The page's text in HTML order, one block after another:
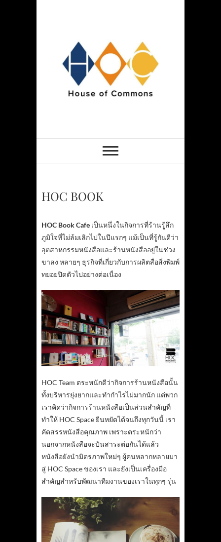
HOCSPACE
HOC BOOK
HOC Book Cafe เป็นหนึ่งในกิจการที่ร้านรู้สึก
ภูมิใจที่ไม่ล้มเลิกไปในปีแรกๆ แม้เป็นที่รู้กันดีว่า
อุตสาหกรรมหนังสือและร้านหนังสืออยู่ในช่วง
ขาลง หลายๆ ธุรกิจที่เกี่ยวกับการผลิตสื่อสิ่งพิมพ์
ทยอยปิดตัวไปอย่างต่อเนื่อง
HOC Team ตระหนักดีว่ากิจการร้านหนังสือนั้น
ทั้งบริหารยุ่งยากและทำกำไรไม่มากนัก แต่พวก
เราคิดว่ากิจการร้านหนังสือเป็นส่วนสำคัญที่
ทำให้ HOC Space ยืนหยัดได้จนถึงทุกวันนี้ เรา
คัดสรรหนังสือคุณภาพ เพราะตระหนักว่า
นอกจากหนังสือจะปันสาระต่อกันได้แล้ว
หนังสือยังนำมิตรภาพใหม่ๆ ผู้คนหลากหลายมา
สู่ HOC Space ของเรา และยังเป็นเครื่องมือ
สำคัญสำหรับพัฒนาทีมงานของเราในทุกๆ รุ่น